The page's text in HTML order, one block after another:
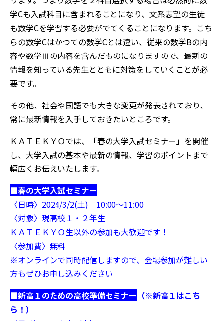
学Cも入試科目に含まれることになり、 文系志望の生徒
も数学Cを学習する必要がでてくることになります。こち
らの数学Cはかつての数学Cとは違い、従来の数学Bの内
容や数学Ⅲの内容を含んだものになりますので、最新の
情報を知っている先生とともに対策をしていくことが必
要です。
その他、社会や国語でも大きな変更が発表されており、
常に最新情報を入手しておきたいところです。
ＫＡＴＥＫＹＯでは、「春の大学入試セミナー」を開催
し、大学入試の基本や最新の情報、学習のポイントまで
幅広くお伝えいたします。
■春の大学入試セミナー
〈日時〉2024/3/2(土) 10:00～11:00
〈対象〉現高校１・２年生
ＫＡＴＥＫＹＯ生以外の参加も大歓迎です！
〈参加費〉無料
※オンラインで同時配信しますので、会場参加が難しい
方もぜひお申し込みください
■新高１のための高校準備セミナー （※新高１はこち
ら！ ）